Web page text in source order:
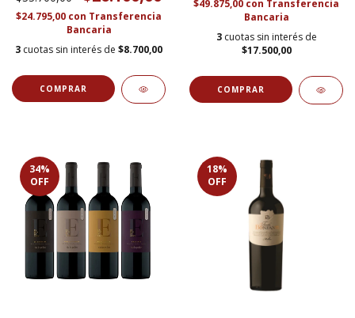
$24.795,00 con Transferencia
Bancaria
3 cuotas sin interés de $8.700,00
$49.875,00 con Transferencia
Bancaria
3 cuotas sin interés de
$17.500,00
34%
OFF
18%
OFF